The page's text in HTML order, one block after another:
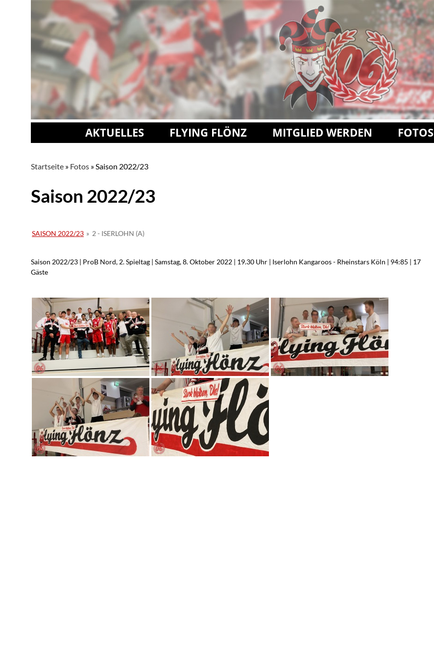
AKTUELLES FLYING FLÖNZ MITGLIED WERDEN FOTOS
Startseite » Fotos »Saison 2022/23
Saison 2022/23
SAISON 2022/23 » 2 - ISERLOHN (A)
Saison 2022/23 | ProB Nord, 2. Spieltag | Samstag, 8. Oktober 2022 | 19.30 Uhr | Iserlohn Kangaroos - Rheinstars Köln | 94:85 | 17
Gäste